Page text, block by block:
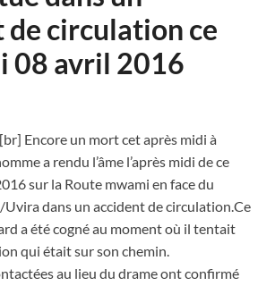
de circulation ce
08 avril 2016
[br] Encore un mort cet après midi à
a rendu l’âme l’après midi de ce
sur la Route mwami en face du
Uvira dans un accident de circulation.Ce
a été cogné au moment où il tentait
qui était sur son chemin.
au lieu du drame ont confirmé